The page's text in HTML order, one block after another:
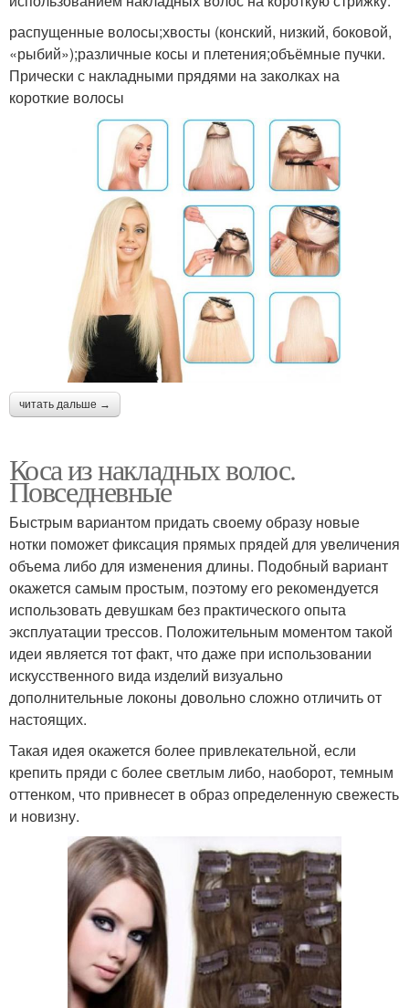
распущенные волосы;хвосты (конский, низкий, боковой,
«рыбий»);различные косы и плетения;объёмные пучки.
Прически с накладными прядями на заколках на
короткие волосы
читать дальше →
Коса из накладных волос.
Повседневные
Быстрым вариантом придать своему образу новые
нотки поможет фиксация прямых прядей для увеличения
объема либо для изменения длины. Подобный вариант
окажется самым простым, поэтому его рекомендуется
использовать девушкам без практического опыта
эксплуатации трессов. Положительным моментом такой
идеи является тот факт, что даже при использовании
искусственного вида изделий визуально
дополнительные локоны довольно сложно отличить от
настоящих.
Такая идея окажется более привлекательной, если
крепить пряди с более светлым либо, наоборот, темным
оттенком, что привнесет в образ определенную свежесть
и новизну.